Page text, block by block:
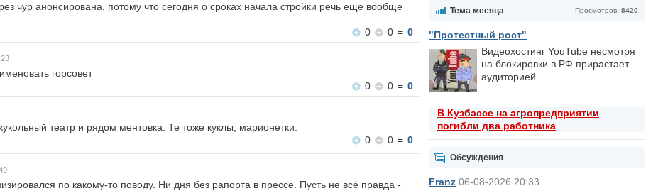
Просмотров: 8420
Тема месяца
"Протестный рост"
Видеохостинг YouTube несмотря
на блокировки в РФ прирастает
аудиторией.
В Кузбассе на агропредприятии
погибли два работника
Обсуждения
Franz 06-08-2026 20:33
чур анонсирована, потому что сегодня о сроках начала стройки речь еще вообще
0
0 = 0
горсовет
0
0 = 0
театр и рядом ментовка. Те тоже куклы, марионетки.
0
0 = 0
по какому-то поводу. Ни дня без рапорта в прессе. Пусть не всё правда -